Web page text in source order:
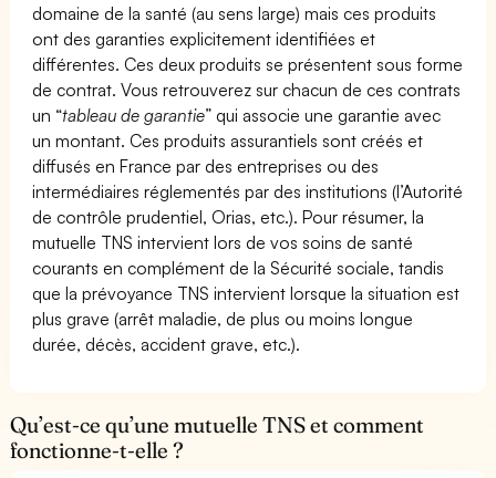
domaine de la santé (au sens large) mais ces produits
ont des garanties explicitement identifiées et
différentes. Ces deux produits se présentent sous forme
de contrat. Vous retrouverez sur chacun de ces contrats
un “tableau de garantie” qui associe une garantie avec
un montant. Ces produits assurantiels sont créés et
diffusés en France par des entreprises ou des
intermédiaires réglementés par des institutions (l’Autorité
de contrôle prudentiel, Orias, etc.). Pour résumer, la
mutuelle TNS intervient lors de vos soins de santé
courants en complément de la Sécurité sociale, tandis
que la prévoyance TNS intervient lorsque la situation est
plus grave (arrêt maladie, de plus ou moins longue
durée, décès, accident grave, etc.).
Qu’est-ce qu’une mutuelle TNS et comment
fonctionne-t-elle ?